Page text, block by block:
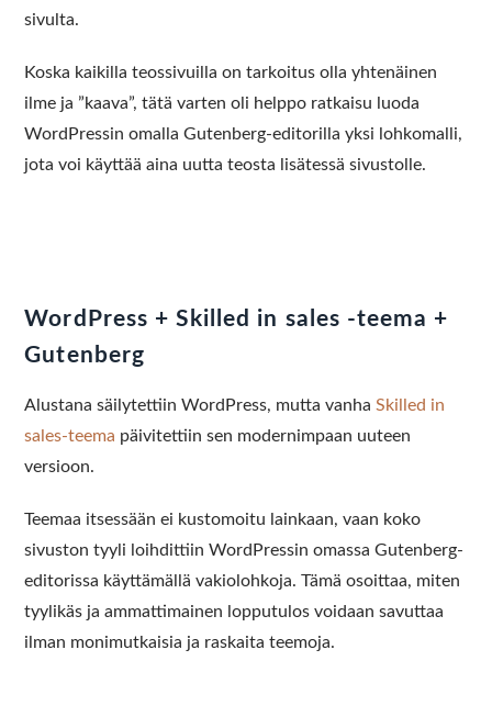
sivulta.
Koska kaikilla teossivuilla on tarkoitus olla yhtenäinen
ilme ja ”kaava”, tätä varten oli helppo ratkaisu luoda
WordPressin omalla Gutenberg-editorilla yksi lohkomalli,
jota voi käyttää aina uutta teosta lisätessä sivustolle.
WordPress + Skilled in sales -teema +
Gutenberg
Alustana säilytettiin WordPress, mutta vanhaSkilled in
sales-teema päivitettiin sen modernimpaan uuteen
versioon.
Teemaa itsessään ei kustomoitu lainkaan, vaan koko
sivuston tyyli loihdittiin WordPressin omassa Gutenberg-
editorissa käyttämällä vakiolohkoja. Tämä osoittaa, miten
tyylikäs ja ammattimainen lopputulos voidaan savuttaa
ilman monimutkaisia ja raskaita teemoja.